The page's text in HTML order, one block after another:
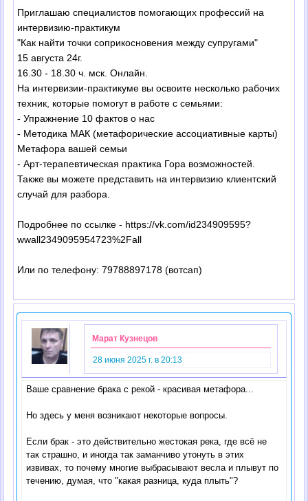
Приглашаю специалистов помогающих профессий на
интервизию-практикум
"Как найти точки соприкосновения между супругами"
15 августа 24г.
16.30 - 18.30 ч. мск. Онлайн.
На интервизии-практикуме вы освоите несколько рабочих
техник, которые помогут в работе с семьями:
- Упражнение 10 фактов о нас
- Методика МАК (метафорические ассоциативные карты)
Метафора вашей семьи
- Арт-терапевтическая практика Гора возможностей.
Также вы можете представить на интервизию клиентский
случай для разбора.
Подробнее по ссылке - https://vk.com/id234909595?
wwall2349095954723%2Fall
Или по телефону: 79788897178 (вотсап)
Марат Кузнецов
28 июня 2025 г. в 20:13
Ваше сравнение брака с рекой - красивая метафора...
Но здесь у меня возникают некоторые вопросы.
Если брак - это действительно жестокая река, где всё не
так страшно, и иногда так заманчиво утонуть в этих
извивах, то почему многие выбрасывают весла и плывут по
течению, думая, что "какая разница, куда плыть"?